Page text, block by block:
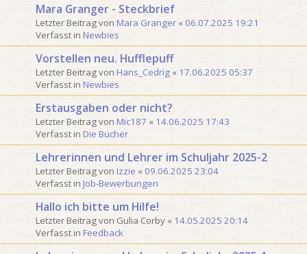
Mara Granger - Steckbrief
Letzter Beitrag von Mara Granger « 06.07.2025 19:21
Verfasst in Newbies
Vorstellen neu. Hufflepuff
Letzter Beitrag von Hans_Cedrig « 17.06.2025 05:37
Verfasst in Newbies
Erstausgaben oder nicht?
Letzter Beitrag von Mic187 « 14.06.2025 17:43
Verfasst in Die Bücher
Lehrerinnen und Lehrer im Schuljahr 2025-2
Letzter Beitrag von Izzie « 09.06.2025 23:04
Verfasst in Job-Bewerbungen
Hallo ich bitte um Hilfe!
Letzter Beitrag von Gulia Corby « 14.05.2025 20:14
Verfasst in Feedback